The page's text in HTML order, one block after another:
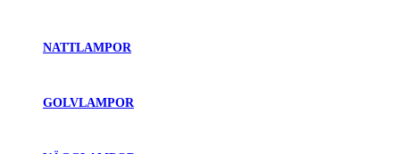
NATTLAMPOR
GOLVLAMPOR